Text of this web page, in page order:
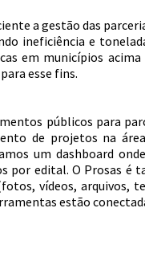
a gestão das
ineficiência e
em municípios
esse fins.
públicos para
de projetos na
um dashboard
por edital. O Prosas
vídeos, arquivos,
estão